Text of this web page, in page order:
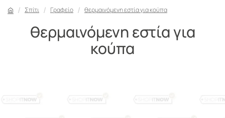
Σπίτι Γραφείο θερμαινόμενη εστία για κούπα
θερμαινόμενη εστία για
κούπα